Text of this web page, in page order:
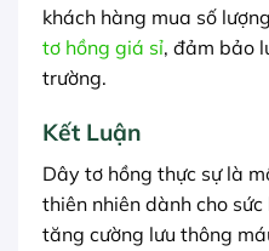
khách hàng mua số
tơ hồng giá sỉ, đảm bảo
trường.
Kết Luận
Dây tơ hồng thực sự là
thiên nhiên dành cho
tăng cường lưu thông